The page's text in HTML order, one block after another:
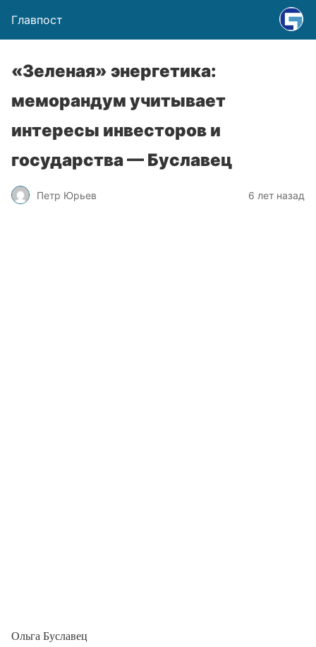
Главпост
«Зеленая» энергетика:
меморандум учитывает
интересы инвесторов и
государства — Буславец
Петр Юрьев 6 лет назад
Ольга Буславец